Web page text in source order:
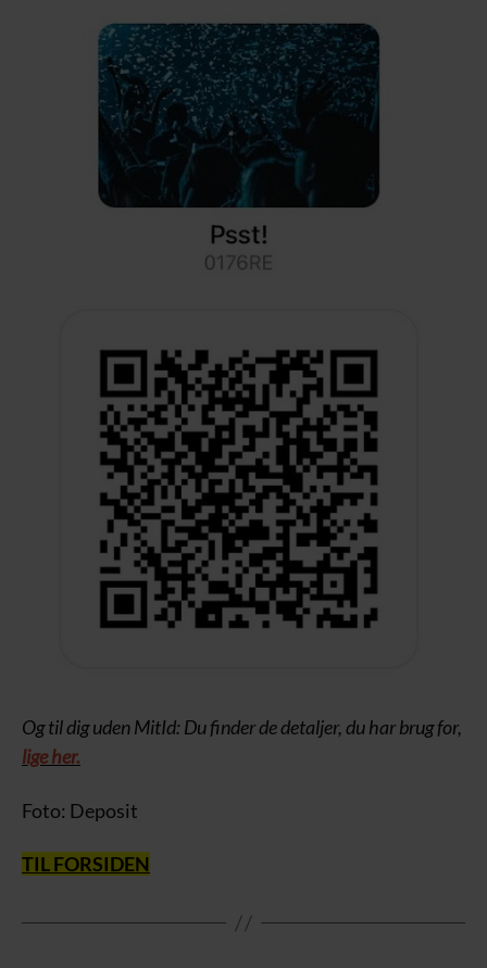
Og til dig uden MitId: Du finder de detaljer, du har brug for,
lige her.
Foto: Deposit
TIL FORSIDEN